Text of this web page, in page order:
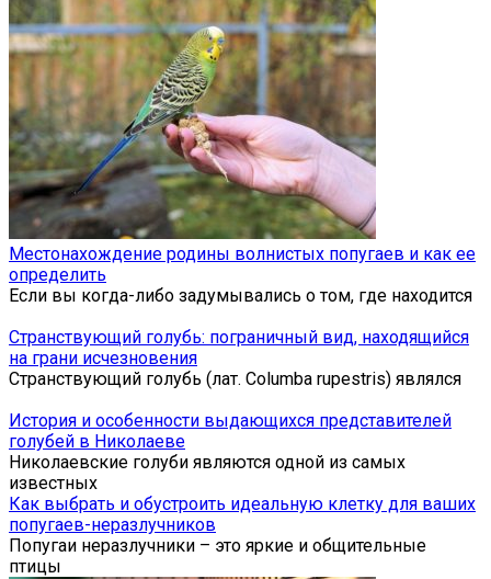
Местонахождение родины волнистых попугаев и как ее
определить
Если вы когда-либо задумывались о том, где находится
Странствующий голубь: пограничный вид, находящийся
на грани исчезновения
Странствующий голубь (лат. Columba rupestris) являлся
История и особенности выдающихся представителей
голубей в Николаеве
Николаевские голуби являются одной из самых
известных
Как выбрать и обустроить идеальную клетку для ваших
попугаев-неразлучников
Попугаи неразлучники – это яркие и общительные
птицы